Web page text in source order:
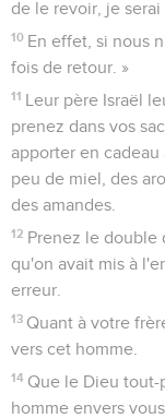
de le revoir, je
10 En effet, si nous
fois de retour. »
11 Leur père Israël
prenez dans vos
apporter en
peu de miel, des
des amandes.
12 Prenez le double
qu'on avait mis à
erreur.
13 Quant à votre
vers cet homme.
14 Que le Dieu tout-
homme envers